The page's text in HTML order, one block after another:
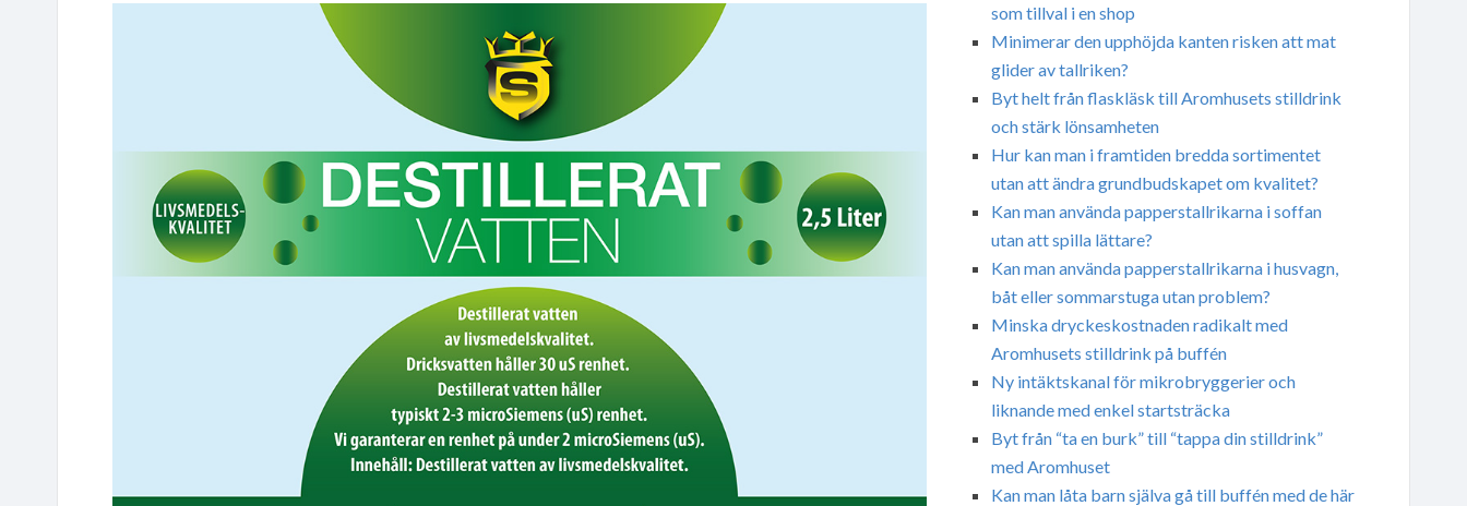
som tillval i en shop
Minimerar den upphöjda kanten risken att mat
glider av tallriken?
Byt helt från flaskläsk till Aromhusets stilldrink
och stärk lönsamheten
Hur kan man i framtiden bredda sortimentet
utan att ändra grundbudskapet om kvalitet?
Kan man använda papperstallrikarna i soffan
utan att spilla lättare?
Kan man använda papperstallrikarna i husvagn,
båt eller sommarstuga utan problem?
Minska dryckeskostnaden radikalt med
Aromhusets stilldrink på buffén
Ny intäktskanal för mikrobryggerier och
liknande med enkel startsträcka
Byt från “ta en burk” till “tappa din stilldrink”
med Aromhuset
Kan man låta barn själva gå till buffén med de här